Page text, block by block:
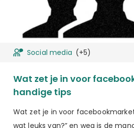
Social media (+5)
Wat zet je in voor
handige tips
Wat zet je in voor
wat leuks van?” en weg is de